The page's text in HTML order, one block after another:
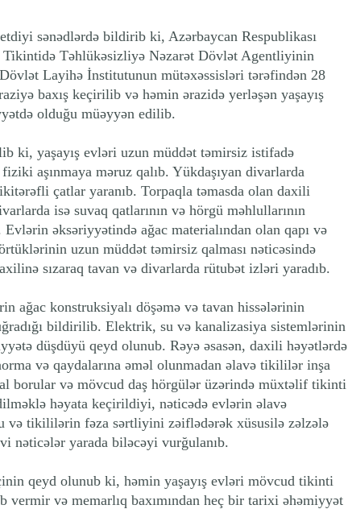
sənədlərdə bildirib ki, Azərbaycan Respublikası
Təhlükəsizliyə Nəzarət Dövlət Agentliyinin
Layihə İnstitutunun mütəxəssisləri tərəfindən 28
baxış keçirilib və həmin ərazidə yerləşən yaşayış
olduğu müəyyən edilib.
ki, yaşayış evləri uzun müddət təmirsiz istifadə
aşınmaya məruz qalıb. Yükdaşıyan divarlarda
çatlar yaranıb. Torpaqla təmasda olan daxili
isə suvaq qatlarının və hörgü məhlullarının
Evlərin əksəriyyətində ağac materialından olan qapı və
uzun müddət təmirsiz qalması nəticəsində
sızaraq tavan və divarlarda rütubət izləri yaradıb.
ağac konstruksiyalı döşəmə və tavan hissələrinin
bildirilib. Elektrik, su və kanalizasiya sistemlərinin
düşdüyü qeyd olunub. Rəyə əsasən, daxili həyətlərdə
və qaydalarına əməl olunmadan əlavə tikililər inşa
borular və mövcud daş hörgülər üzərində müxtəlif tikinti
həyata keçirildiyi, nəticədə evlərin əlavə
və tikililərin fəza sərtliyini zəiflədərək xüsusilə zəlzələ
nəticələr yarada biləcəyi vurğulanıb.
qeyd olunub ki, həmin yaşayış evləri mövcud tikinti
vermir və memarlıq baxımından heç bir tarixi əhəmiyyət